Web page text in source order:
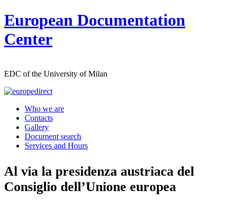
Skip
to
content
European Documentation
Center
EDC of the University of Milan
Who we are
Contacts
Gallery
Document search
Services and Hours
Al via la presidenza austriaca del
Consiglio dell’Unione europea